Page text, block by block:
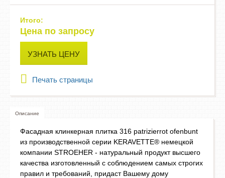
Итого:
Цена по запросу
УЗНАТЬ ЦЕНУ
Печать страницы
Описание
Фасадная клинкерная плитка 316 patrizierrot ofenbunt
из производственной серии KERAVETTE® немецкой
компании STROEHER - натуральный продукт высшего
качества изготовленный с соблюдением самых строгих
правил и требований, придаст Вашему дому